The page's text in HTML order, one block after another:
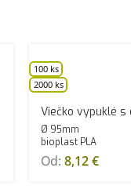
100 ks
2000 ks
Viečko vypuklé
Ø 95mm
bioplast PLA
Od: 8,12€